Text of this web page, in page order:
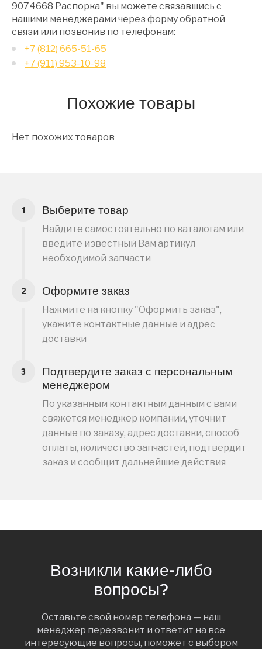
9074668 Распорка" вы можете связавшись с
нашими менеджерами через форму обратной
связи или позвонив по телефонам:
+7 (812) 665-51-65
+7 (911) 953-10-98
Похожие товары
Нет похожих товаров
Выберите товар
Найдите самостоятельно по каталогам или
введите известный Вам артикул
необходимой запчасти
Оформите заказ
Нажмите на кнопку "Оформить заказ",
укажите контактные данные и адрес
доставки
Подтвердите заказ с персональным
менеджером
По указанным контактным данным с вами
свяжется менеджер компании, уточнит
данные по заказу, адрес доставки, способ
оплаты, количество запчастей, подтвердит
заказ и сообщит дальнейшие действия
Возникли какие-либо
вопросы?
Оставьте свой номер телефона — наш
менеджер перезвонит и ответит на все
интересующие вопросы, поможет с выбором